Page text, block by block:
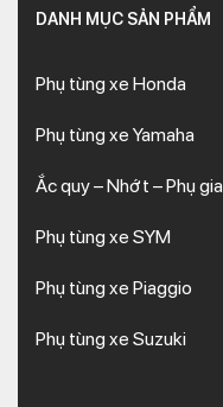
DANH MỤC SẢN PHẨM
Phụ tùng xe Honda
Phụ tùng xe Yamaha
Ắc quy – Nhớt – Phụ gia
Phụ tùng xe SYM
Phụ tùng xe Piaggio
Phụ tùng xe Suzuki